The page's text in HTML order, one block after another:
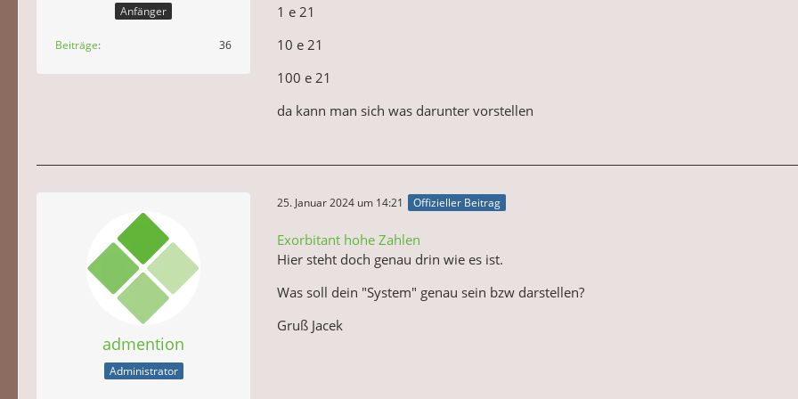
Anfänger
Beiträge 36
1 e 21
10 e 21
100 e 21
da kann man sich was darunter vorstellen
admention
Administrator
25. Januar 2024 um 14:21 Offizieller Beitrag
Exorbitant hohe Zahlen
Hier steht doch genau drin wie es ist.
Was soll dein "System" genau sein bzw darstellen?
Gruß Jacek